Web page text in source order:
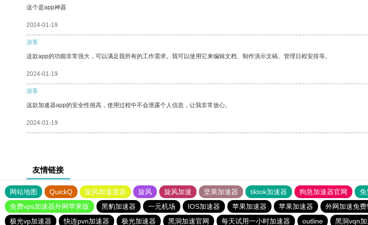
这个是app神器
2024-01-19
游客
这款app的功能非常强大，可以满足我所有的工作需求。我可以使用它来编辑文档、制作演示文稿、管理日程安排等。
2024-01-19
游客
这款加速器app的安全性很高，使用过程中不会泄露个人信息，让我非常放心。
2024-01-19
友情链接
网站地图 QuickQ 旋风加速度器 旋风 旋风加速 坚果加速器 tiktok加速器 狗急加速器官网 免
免费vps加速器外网苹果版
黑豹加速器 一元机场 IOS加速器 苹果加速器 苹果加速器 外网加速免费
极光vp加速器
快连pvn加速器 极光加速器 黑洞加速官网 每天试用一小时加速器 outline 黑洞vqn加